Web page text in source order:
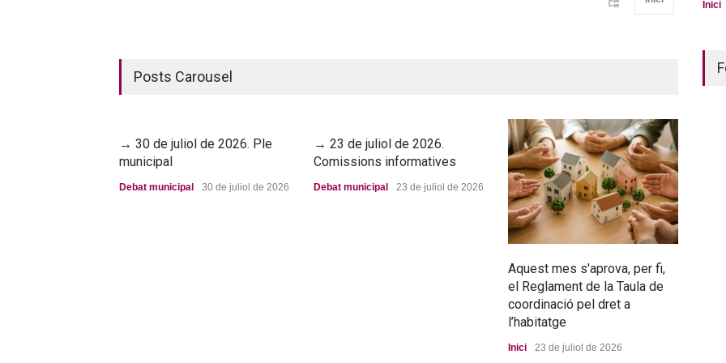
Posts Carousel
→ 30 de juliol de 2026. Ple
municipal
Debat municipal 30 de juliol de 2026
→ 23 de juliol de 2026.
Comissions informatives
Debat municipal 23 de juliol de 2026
Aquest mes s'aprova, per fi,
el Reglament de la Taula de
coordinació pel dret a
l’habitatge
Inici 23 de juliol de 2026
Inici